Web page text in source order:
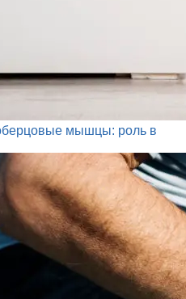
мышцы: роль в